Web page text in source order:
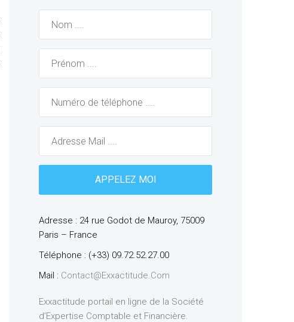
Adresse : 24 rue Godot de Mauroy, 75009
Paris – France
Téléphone : (+33) 09.72.52.27.00
Mail : Contact@exxactitude.com
Exxactitude portail en ligne de la Société
d’Expertise Comptable et Financière.